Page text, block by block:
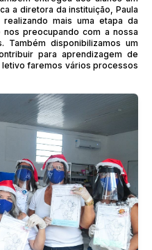
a diretora da instituição, Paula
mais uma etapa da
preocupando com a nossa
disponibilizamos um
para aprendizagem de
faremos vários processos